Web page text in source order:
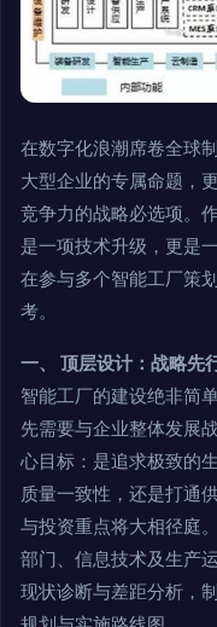
在数字化浪潮席卷全球
大型企业的专属命题，
竞争力的战略必选项。
是一项技术升级，更是
在参与多个智能工厂策
考。
一、 顶层设计：战略先
智能工厂的建设绝非简
先需要与企业整体发展
心目标：是追求极致的
质量一致性，还是打通
与投资重点将大相径庭
部门、信息技术及生产
现状诊断与差距分析，